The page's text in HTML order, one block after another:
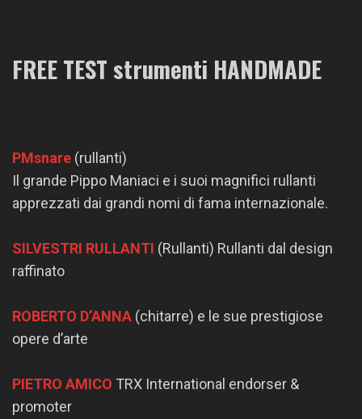
FREE TEST strumenti HANDMADE
PMsnare (rullanti)
Il grande Pippo Maniaci e i suoi magnifici rullanti
apprezzati dai grandi nomi di fama internazionale.
SILVESTRI RULLANTI (Rullanti) Rullanti dal design
raffinato
ROBERTO D’ANNA (chitarre) e le sue prestigiose
opere d’arte
PIETRO AMICO TRX International endorser &
promoter